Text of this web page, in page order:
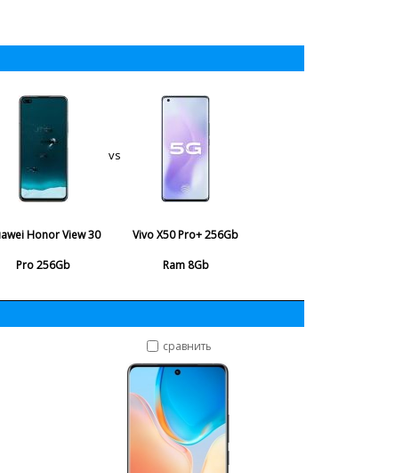
Honor View 30
Pro 256Gb
vs
Vivo X50 Pro+ 256Gb
Ram 8Gb
сравнить